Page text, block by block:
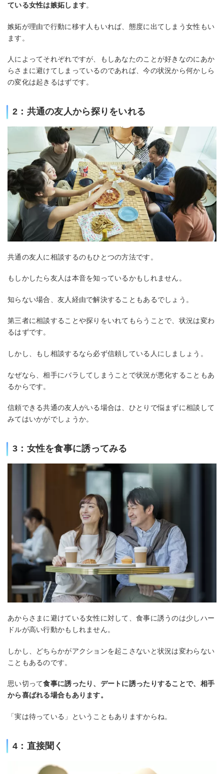
ている女性は嫉妬します。
嫉妬が理由で行動に移す人もいれば、態度に出てしまう女性もい
ます。
人によってそれぞれですが、もしあなたのことが好きなのにあか
らさまに避けてしまっているのであれば、今の状況から何かしら
の変化は起きるはずです。
2：共通の友人から探りをいれる
共通の友人に相談するのもひとつの方法です。
もしかしたら友人は本音を知っているかもしれません。
知らない場合、友人経由で解決することもあるでしょう。
第三者に相談することや探りをいれてもらうことで、状況は変わ
るはずです。
しかし、もし相談するなら必ず信頼している人にしましょう。
なぜなら、相手にバラしてしまうことで状況が悪化することもあ
るからです。
信頼できる共通の友人がいる場合は、ひとりで悩まずに相談して
みてはいかがでしょうか。
3：女性を食事に誘ってみる
あからさまに避けている女性に対して、食事に誘うのは少しハー
ドルが高い行動かもしれません。
しかし、どちらかがアクションを起こさないと状況は変わらない
こともあるのです。
思い切って食事に誘ったり、デートに誘ったりすることで、相手
から喜ばれる場合もあります。
「実は待っている」ということもありますからね。
4：直接聞く